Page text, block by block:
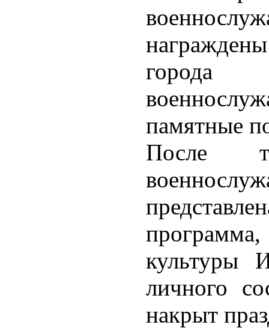
города
памятные
После
культуры
личного
накрыт